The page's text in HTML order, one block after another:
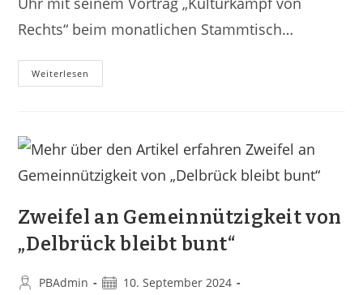
Rechts“ beim monatlichen Stammtisch…
Weiterlesen
Zweifel an Gemeinnützigkeit von
„Delbrück bleibt bunt“
PBAdmin
10. September 2024